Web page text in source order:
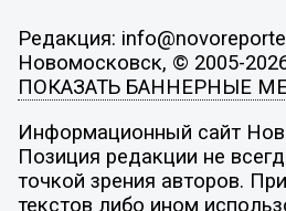
Редакция:
Новомосковск, © 2005-
ПОКАЗАТЬ БАННЕРНЫЕ
Информационный сайт
Позиция редакции не
точкой зрения авторов.
текстов либо ином